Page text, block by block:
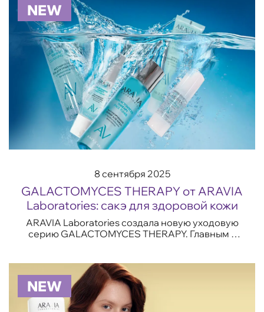
NEW
8 сентября 2025
GALACTOMYCES THERAPY от ARAVIA
Laboratories: сакэ для здоровой кожи
ARAVIA Laboratories создала новую уходовую
серию GALACTOMYCES THERAPY. Главным в
получают в...
NEW